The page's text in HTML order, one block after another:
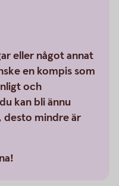
eller något annat
en kompis som
och
kan bli ännu
desto mindre är